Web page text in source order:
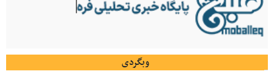
وبگردی